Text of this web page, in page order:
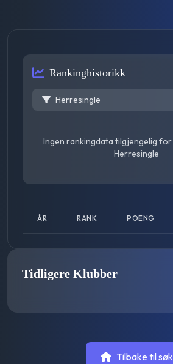
Rankinghistorikk
Herresingle
Ingen rankingdata tilgjengelig for
Herresingle
ÅR RANK POENG
Tidligere Klubber
Tilbake til søk